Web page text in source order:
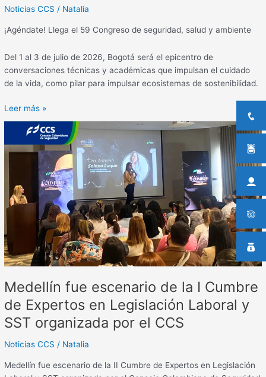
Noticias CCS / Natalia
¡Agéndate! Llega el 59 Congreso de seguridad, salud y ambiente
Del 1 al 3 de julio de 2026, Bogotá será el epicentro de
conversaciones técnicas y académicas que impulsan el cuidado
de la vida, como pilar para impulsar ecosistemas de sostenibilidad.
Leer más »
Medellín fue escenario de la I Cumbre
de Expertos en Legislación Laboral y
SST organizada por el CCS
Noticias CCS / Natalia
Medellín fue escenario de la II Cumbre de Expertos en Legislación
Medellín
escenario
Cumbre
Expertos
en
Legislación
y
SST
organizada
por
CCS